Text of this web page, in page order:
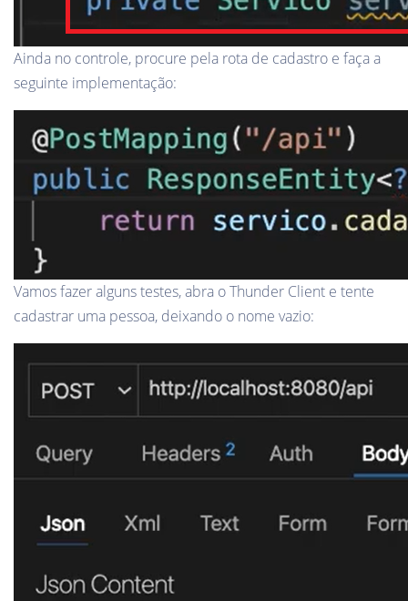
Ainda no controle, procure pela rota de cadastro e faça a
seguinte implementação:
Vamos fazer alguns testes, abra o Thunder Client e tente
cadastrar uma pessoa, deixando o nome vazio: